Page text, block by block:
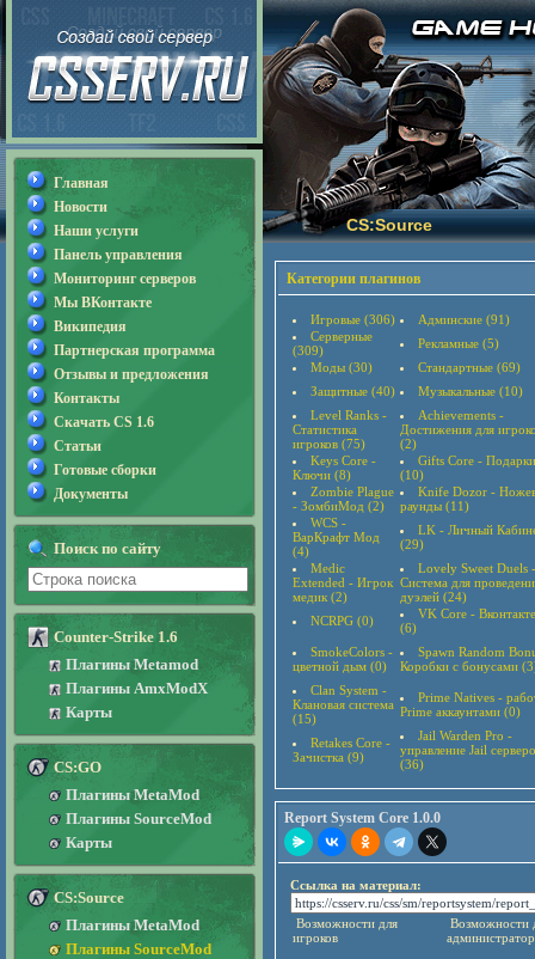
CS:Source
Категории плагинов
Игровые (306)
Админские (91)
Серверные
(309)
Рекламные (5)
Моды (30)
Стандартные (69)
Защитные (40)
Музыкальные (10)
Level Ranks -
Статистика
игроков (75)
Achievements -
Достижения для
(2)
Keys Core -
Ключи (8)
Gifts Core - Подарки
(10)
Zombie Plague
- ЗомбиМод (2)
Knife Dozor -
раунды (11)
WCS -
ВарКрафт Мод
(4)
LK - Личный
(29)
Medic
Extended - Игрок
медик (2)
Lovely Sweet Duels -
Система для
дуэлей (24)
NCRPG (0)
VK Core - Вконтакте
(6)
SmokeColors -
цветной дым (0)
Spawn Random
Коробки с бонусами
Clan System -
Клановая система
(15)
Prime Natives -
Prime аккаунтами (0)
Retakes Core -
Зачистка (9)
Jail Warden Pro -
управление Jail
(36)
Report System Core 1.0.0
Ссылка на материал:
Возможности для
игроков
Возможности
Главная
Новости
Наши услуги
Панель управления
Мониторинг серверов
Мы ВКонтакте
Википедия
Партнерская программа
Отзывы и предложения
Контакты
Скачать CS 1.6
Статьи
Готовые сборки
Документы
Поиск по сайту
Counter-Strike 1.6
Плагины Metamod
Плагины AmxModX
Карты
CS:GO
Плагины MetaMod
Плагины SourceMod
Карты
CS:Source
Плагины MetaMod
Плагины SourceMod